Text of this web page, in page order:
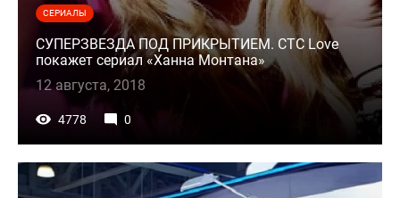
СЕРИАЛЫ
СУПЕРЗВЕЗДА ПОД ПРИКРЫТИЕМ. СТС Love
покажет сериал «Ханна Монтана»
12 августа, 2018
4778 0